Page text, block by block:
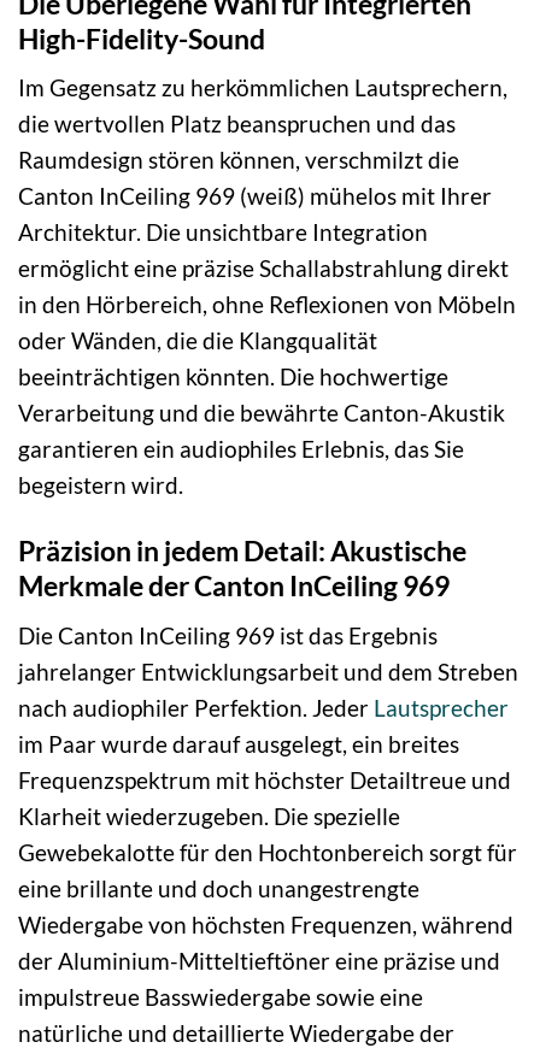
High-Fidelity-Sound
Im Gegensatz zu herkömmlichen Lautsprechern,
die wertvollen Platz beanspruchen und das
Raumdesign stören können, verschmilzt die
Canton InCeiling 969 (weiß) mühelos mit Ihrer
Architektur. Die unsichtbare Integration
ermöglicht eine präzise Schallabstrahlung direkt
in den Hörbereich, ohne Reflexionen von Möbeln
oder Wänden, die die Klangqualität
beeinträchtigen könnten. Die hochwertige
Verarbeitung und die bewährte Canton-Akustik
garantieren ein audiophiles Erlebnis, das Sie
begeistern wird.
Präzision in jedem Detail: Akustische
Merkmale der Canton InCeiling 969
Die Canton InCeiling 969 ist das Ergebnis
jahrelanger Entwicklungsarbeit und dem Streben
nach audiophiler Perfektion. Jeder Lautsprecher
im Paar wurde darauf ausgelegt, ein breites
Frequenzspektrum mit höchster Detailtreue und
Klarheit wiederzugeben. Die spezielle
Gewebekalotte für den Hochtonbereich sorgt für
eine brillante und doch unangestrengte
Wiedergabe von höchsten Frequenzen, während
der Aluminium-Mitteltieftöner eine präzise und
impulstreue Basswiedergabe sowie eine
natürliche und detaillierte Wiedergabe der